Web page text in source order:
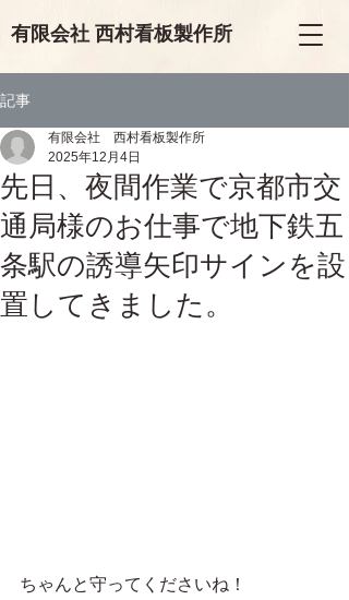
有限会社西村看板製作所
記事
先日、夜間作業で京都市交
通局様のお仕事で地下鉄五
条駅の誘導矢印サインを設
置してきました。
有限会社 西村看板製作所
2025年12月4日
ちゃんと守ってくださいね！